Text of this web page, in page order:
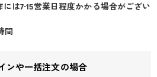
は7-15営業日程度かかる場合がござい
間
ンや一括注文の場合